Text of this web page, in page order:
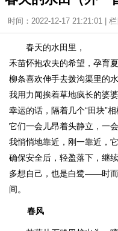
时间：2022-12-17 21:21:01 | 栏
春天的水田里，
禾苗怀抱农夫的希望，孕育
柳条喜欢伸手去拨沟渠里的水
我用力闻挨着草地疯长的婆婆
幸运的话，隔着几个“田块”
它们一会儿昂着头静立，一会
我悄悄地靠近，刚一靠近，
确保安全后，轻盈落下，继续
多想自己，也是白鹭——时而
间。
春风